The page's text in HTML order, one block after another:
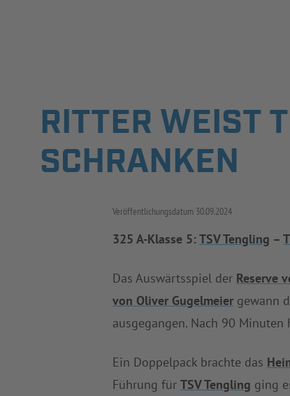
RITTER WEIST
SCHRANKEN
Veröffentlichungsdatum 30.09.2024
325 A-Klasse 5:TSV Tengling –
Das Auswärtsspiel der Reserve
von Oliver Gugelmeier gewann
ausgegangen. Nach 90
Ein Doppelpack brachte das
Führung fürTSV Tengling ging